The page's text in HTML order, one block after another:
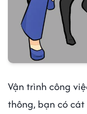
Vận trình công
thông, bạn có